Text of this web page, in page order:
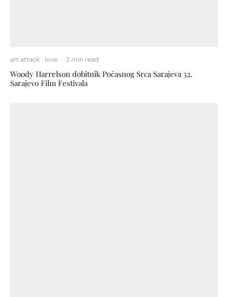
art attack love · 2 min read
Woody Harrelson dobitnik Počasnog Srca Sarajeva 32.
Sarajevo Film Festivala